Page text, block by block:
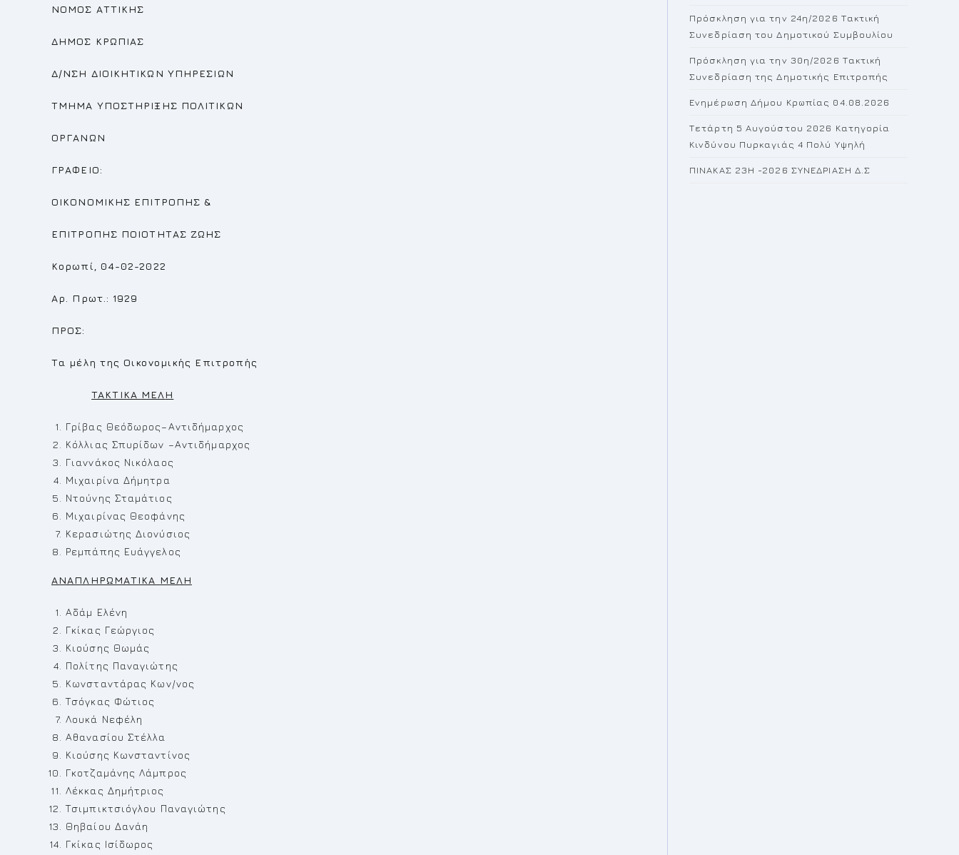
ΝΟΜΟΣ ΑΤΤΙΚΗΣ
ΔΗΜΟΣ ΚΡΩΠΙΑΣ
Δ/ΝΣΗ ΔΙΟΙΚΗΤΙΚΩΝ ΥΠΗΡΕΣΙΩΝ
ΤΜΗΜΑ ΥΠΟΣΤΗΡΙΞΗΣ ΠΟΛΙΤΙΚΩΝ
ΟΡΓΑΝΩΝ
ΓΡΑΦΕΙΟ:
ΟΙΚΟΝΟΜΙΚΗΣ ΕΠΙΤΡΟΠΗΣ &
ΕΠΙΤΡΟΠΗΣ ΠΟΙΟΤΗΤΑΣ ΖΩΗΣ
Κορωπί, 04-02-2022
Αρ. Πρωτ.: 1929
ΠΡΟΣ:
Τα μέλη της Οικονομικής Επιτροπής
TAKTIKA MEΛH
Γρίβας Θεόδωρος–Αντιδήμαρχος
Κόλλιας Σπυρίδων –Αντιδήμαρχος
Γιαννάκος Νικόλαος
Μιχαιρίνα Δήμητρα
Ντούνης Σταμάτιος
Μιχαιρίνας Θεοφάνης
Κερασιώτης Διονύσιος
Ρεμπάπης Ευάγγελος
ΑΝΑΠΛΗΡΩΜΑΤΙΚΑ ΜΕΛΗ
Αδάμ Ελένη
Γκίκας Γεώργιος
Κιούσης Θωμάς
Πολίτης Παναγιώτης
Κωνσταντάρας Κων/νος
Τσόγκας Φώτιος
Λουκά Νεφέλη
Αθανασίου Στέλλα
Κιούσης Κωνσταντίνος
Γκοτζαμάνης Λάμπρος
Λέκκας Δημήτριος
Τσιμπικτσιόγλου Παναγιώτης
Θηβαίου Δανάη
Γκίκας Ισίδωρος
Πρόσκληση για την 24η/2026 Τακτική
Συνεδρίαση του Δημοτικού Συμβουλίου
Πρόσκληση για την 30η/2026 Τακτική
Συνεδρίαση της Δημοτικής Επιτροπής
Ενημέρωση Δήμου Κρωπίας 04.08.2026
Τετάρτη 5 Αυγούστου 2026 Κατηγορία
Κινδύνου Πυρκαγιάς 4 Πολύ Υψηλή
ΠΙΝΑΚΑΣ 23H -2026 ΣΥΝΕΔΡΙΑΣΗ Δ.Σ